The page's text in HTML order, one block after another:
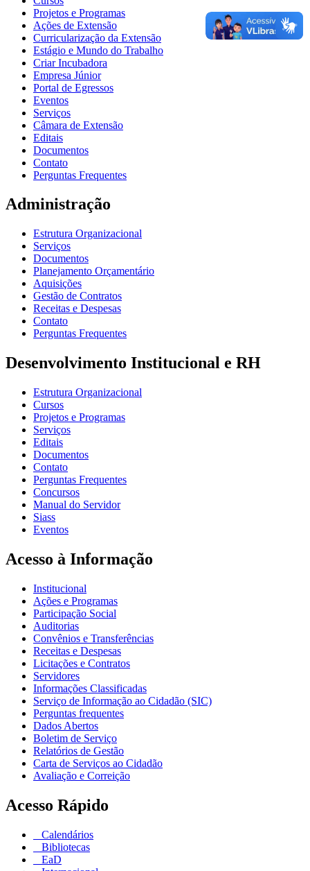
Projetos e Programas
Ações de Extensão
Curricularização da Extensão
Estágio e Mundo do Trabalho
Criar Incubadora
Empresa Júnior
Portal de Egressos
Eventos
Serviços
Câmara de Extensão
Editais
Documentos
Contato
Perguntas Frequentes
Administração
Estrutura Organizacional
Serviços
Documentos
Planejamento Orçamentário
Aquisições
Gestão de Contratos
Receitas e Despesas
Contato
Perguntas Frequentes
Desenvolvimento Institucional e RH
Estrutura Organizacional
Cursos
Projetos e Programas
Serviços
Editais
Documentos
Contato
Perguntas Frequentes
Concursos
Manual do Servidor
Siass
Eventos
Acesso à Informação
Institucional
Ações e Programas
Participação Social
Auditorias
Convênios e Transferências
Receitas e Despesas
Licitações e Contratos
Servidores
Informações Classificadas
Serviço de Informação ao Cidadão (SIC)
Perguntas frequentes
Dados Abertos
Boletim de Serviço
Relatórios de Gestão
Carta de Serviços ao Cidadão
Avaliação e Correição
Acesso Rápido
Calendários
Bibliotecas
EaD